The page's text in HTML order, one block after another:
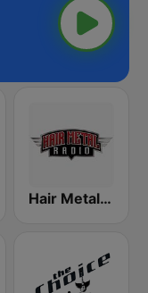
Hair Metal Radio